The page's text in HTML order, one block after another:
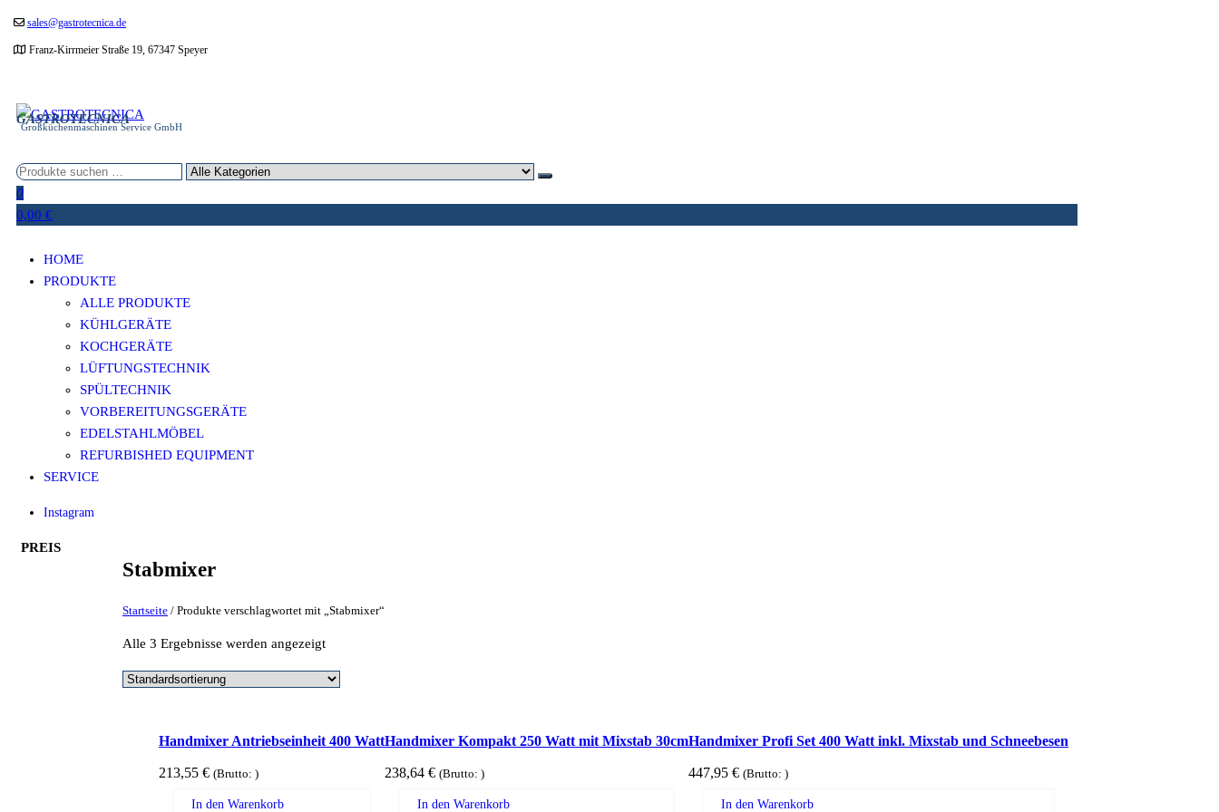
Zumsales@gastrotecnica.de
Franz-Kirrmeier Straße 19, 67347 Speyer
GASTROTECNICA
Großküchenmaschinen Service GmbH
0
0,00 €
HOME
PRODUKTE
ALLE PRODUKTE
KÜHLGERÄTE
KOCHGERÄTE
LÜFTUNGSTECHNIK
SPÜLTECHNIK
VORBEREITUNGSGERÄTE
EDELSTAHLMÖBEL
REFURBISHED EQUIPMENT
SERVICE
Instagram
Stabmixer
Startseite / Produkte verschlagwortet mit „Stabmixer“
Alle 3 Ergebnisse werden angezeigt
Handmixer Antriebseinheit 400 Watt
213,55 € (Brutto: )
In den Warenkorb
Handmixer Kompakt 250 Watt mit Mixstab 30cm
238,64 € (Brutto: )
In den Warenkorb
Handmixer Profi Set 400 Watt inkl. Mixstab und Schneebesen
447,95 € (Brutto: )
In den Warenkorb
PREIS